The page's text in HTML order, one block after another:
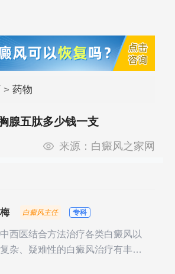
> 药物
腺五肽多少钱一支
来源： 白癜风之家网
白癜风主任 专科
西医结合方法治疗各类白癜风以
杂、疑难性的白癜风治疗有丰富